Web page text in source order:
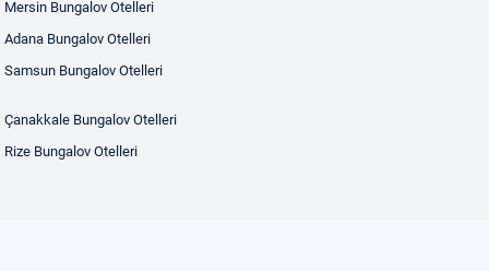
Mersin Bungalov Otelleri
Adana Bungalov Otelleri
Samsun Bungalov Otelleri
Çanakkale Bungalov Otelleri
Rize Bungalov Otelleri